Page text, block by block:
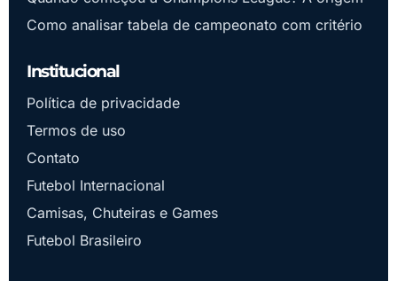
Como analisar tabela de campeonato com critério
Institucional
Política de privacidade
Termos de uso
Contato
Futebol Internacional
Camisas, Chuteiras e Games
Futebol Brasileiro